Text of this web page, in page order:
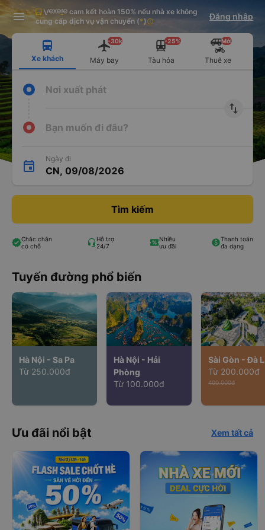
Tải app Vexere ngay!
Nhận ưu đãi thành viên độc
quyền
Mở app
Tải app Vexere
-30k/ghế khi đặt vé máy bay qua
app
Mở app
cam kết hoàn 150% nếu nhà xe không
cung cấp dịch vụ vận chuyển (*)info Đăng nhập
Xe khách Máy bay
-30k
Tàu hỏa
-25%
Thuê xe
Mới
Nơi xuất phát
import_export
Bạn muốn đi đâu?
Ngày đi
CN, 09/08/2026
Tìm kiếm
Chắc chắn
có chỗ
Hỗ trợ
24/7
Nhiều
ưu đãi
Thanh toán
đa dạng
Tuyến đường phổ biến
Hà Nội - Sa Pa
Từ 250.000đ
Hà Nội - Hải
Phòng
Từ 100.000đ
Sài Gòn - Đà
Từ 200.000đ
400.000đ
Ưu đãi nổi bật Xem tất cả